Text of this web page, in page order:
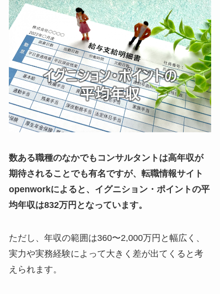
数ある職種のなかでもコンサルタントは高年収が
期待されることでも有名ですが、転職情報サイト
openworkによると、イグニション・ポイントの平
均年収は832万円となっています。
ただし、年収の範囲は360〜2,000万円と幅広く、
実力や実務経験によって大きく差が出てくると考
えられます。